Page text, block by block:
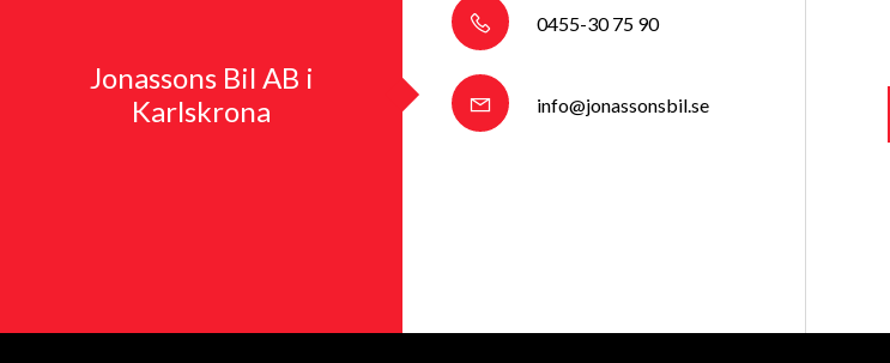
Jonassons Bil AB i
Karlskrona
0455-30 75 90
info@jonassonsbil.se